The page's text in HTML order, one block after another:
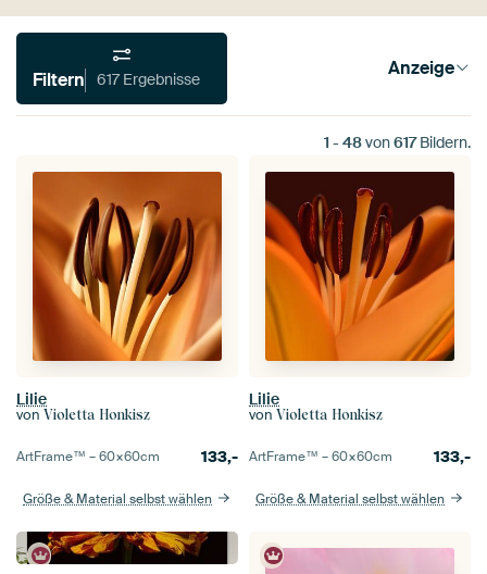
Filtern 617 Ergebnisse Anzeige
1 - 48von617Bildern.
Lilie
von Violetta Honkisz
ArtFrame™ –60×60cm 133,-
Größe & Material selbst wählen
Lilie
von Violetta Honkisz
ArtFrame™ –60×60cm 133,-
Größe & Material selbst wählen